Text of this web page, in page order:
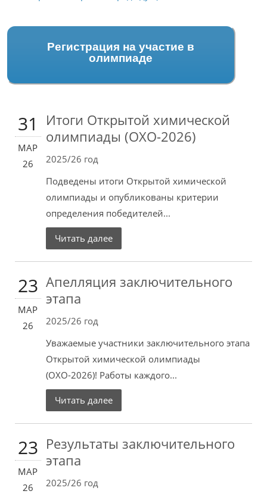
Регистрация на участие в
олимпиаде
31
МАР
26
Итоги Открытой химической
олимпиады (ОХО-2026)
2025/26 год
Подведены итоги Открытой химической
олимпиады и опубликованы критерии
определения победителей...
Читать далее
23
МАР
26
Апелляция заключительного
этапа
2025/26 год
Уважаемые участники заключительного этапа
Открытой химической олимпиады
(ОХО-2026)! Работы каждого...
Читать далее
23
МАР
26
Результаты заключительного
этапа
2025/26 год